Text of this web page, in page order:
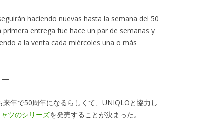
haciendo nuevas hasta la semana del 50
entrega fue hace un par de semanas y
a la venta cada miércoles una o más
—
来年で50周年になるらしくて、UNIQLOと協力し
ツのシリーズを発売することが決まった。